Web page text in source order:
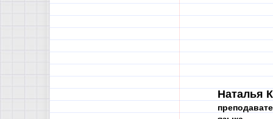
Наталья